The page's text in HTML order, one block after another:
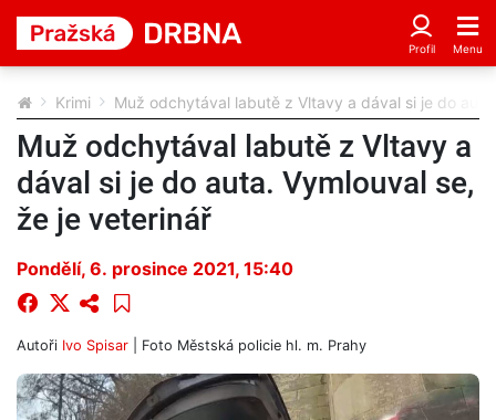
Krimi Muž odchytával labutě z Vltavy a dával si je do
Muž odchytával labutě z Vltavy a
dával si je do auta. Vymlouval se,
že je veterinář
Pondělí, 6. prosince 2021, 15:40
Autoři Ivo Spisar | Foto Městská policie hl. m. Prahy